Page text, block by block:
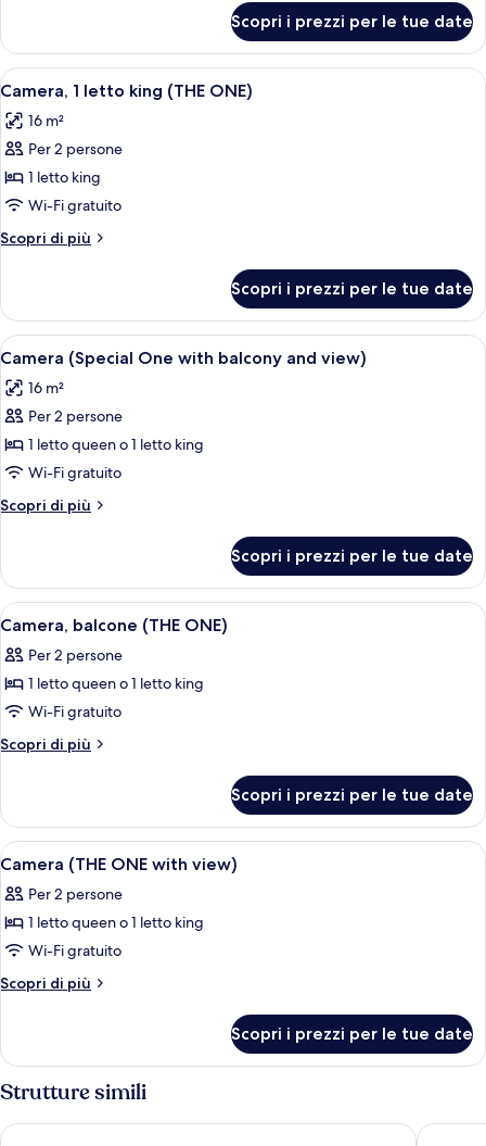
(THE
ONE)
1
letto
queen
ONE)
Scopri i prezzi per le tue date
Apri
tutte
le
foto
per
Camera,
1
letto
(THE
ONE)
Una camera d'albergo con un letto
8
Camera, 1 letto king (THE ONE)
16 m²
Per 2 persone
1 letto king
Wi-Fi gratuito
Scopri di più
Altri
1
letto
king
ONE)
Scopri i prezzi per le tue date
Apri
tutte
le
foto
per
Camera
(Special
One
balcony
and
view)
Una camera d'hotel con un letto,
7
Camera (Special One with balcony and view)
16 m²
Per 2 persone
1 letto queen o 1 letto king
Wi-Fi gratuito
Scopri di più
Altri
(Special
One
with
and
view)
Scopri i prezzi per le tue date
Apri
tutte
le
foto
per
Camera,
ONE)
Una camera d'hotel con un letto,
6
Camera, balcone (THE ONE)
Per 2 persone
1 letto queen o 1 letto king
Wi-Fi gratuito
Scopri di più
Altri
balcone
(THE
ONE)
Scopri i prezzi per le tue date
Apri
tutte
le
foto
per
Camera
with
Una camera d'albergo con un letto
6
Camera (THE ONE with view)
Per 2 persone
1 letto queen o 1 letto king
Wi-Fi gratuito
Scopri di più
Altri
(THE
ONE
with
view)
Scopri i prezzi per le tue date
Strutture simili
Scandic Hamburg Emporio The